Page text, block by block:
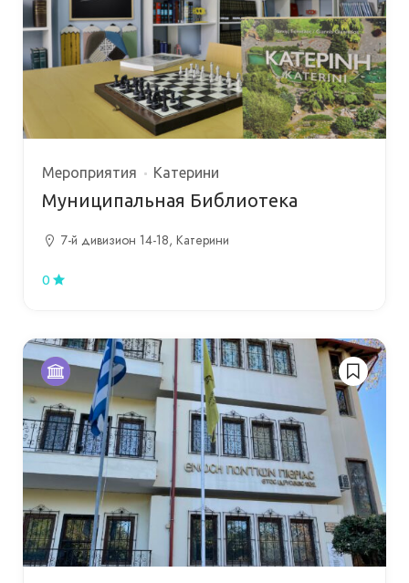
Мероприятия Катерини
Муниципальная Библиотека
7-й дивизион 14-18, Катерини
0